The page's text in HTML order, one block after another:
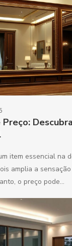
item essencial na
amplia a
o preço pode...